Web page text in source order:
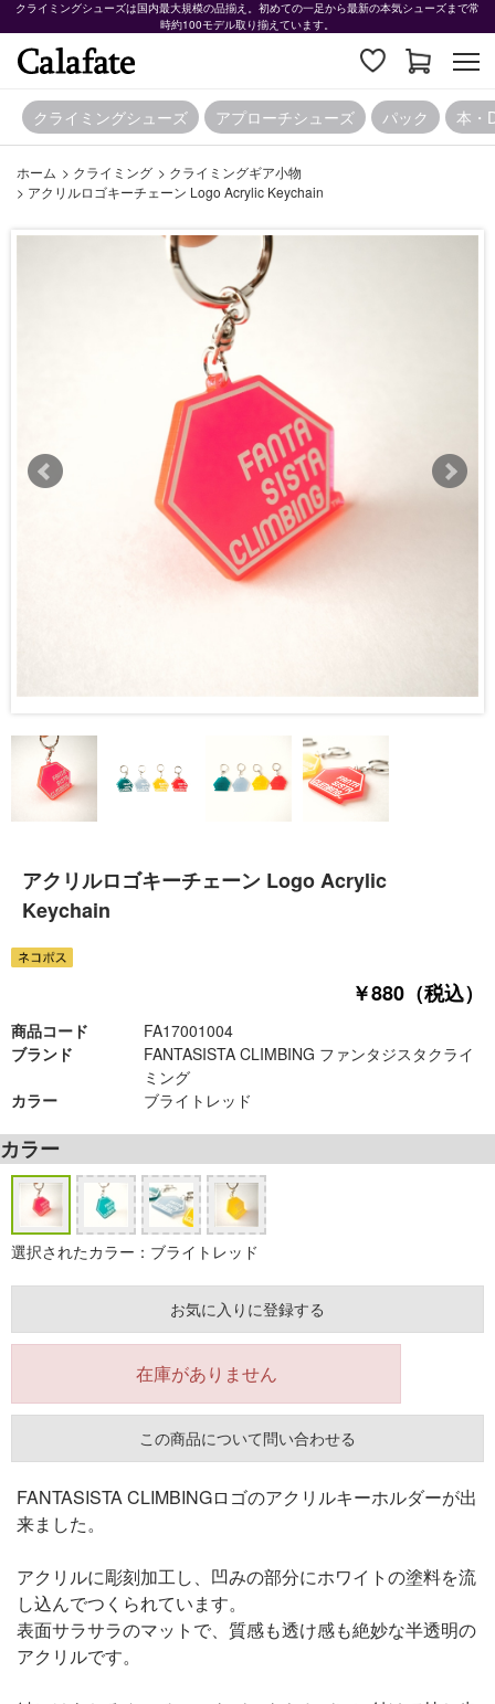
クライミングシューズは国内最大規模の品揃え。初めての一足から最新の本気シューズまで常
時約100モデル取り揃えています。
クライミングシューズ アプローチシューズ パック 本・
ホーム > クライミング > クライミングギア小物
> アクリルロゴキーチェーン Logo Acrylic Keychain
アクリルロゴキーチェーン Logo Acrylic
Keychain
￥880（税込）
商品コード
FA17001004
ブランド
FANTASISTA CLIMBING ファンタジスタクライ
ミング
カラー
ブライトレッド
カラー
選択されたカラー：ブライトレッド
お気に入りに登録する
在庫がありません
この商品について問い合わせる
FANTASISTA CLIMBINGロゴのアクリルキーホルダーが出
来ました。
アクリルに彫刻加工し、凹みの部分にホワイトの塗料を流
し込んでつくられています。
表面サラサラのマットで、質感も透け感も絶妙な半透明の
アクリルです。